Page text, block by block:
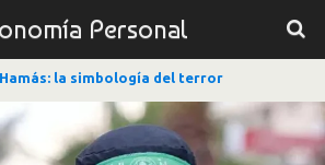
Personal
la simbología del terror